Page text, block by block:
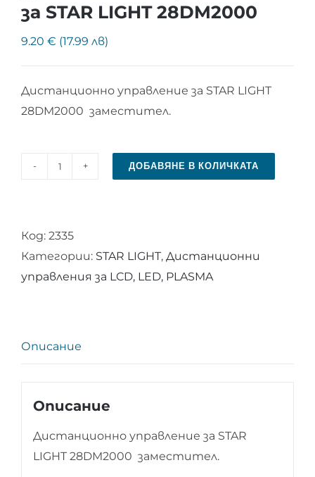
за STAR LIGHT 28DM2000
9.20 € (17.99 лв)
Дистанционно управление за STAR LIGHT
28DM2000 заместител.
количество
управление
за
STAR
ДОБАВЯНЕ В КОЛИЧКАТА
Код: 2335
Категории: STAR LIGHT, Дистанционни
управления за LCD, LED, PLASMA
Описание
Описание
Дистанционно управление за STAR
LIGHT 28DM2000 заместител.